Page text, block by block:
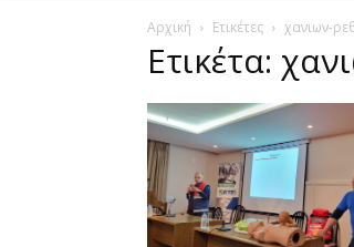
Αρχική Ετικέτες χανιων-
Ετικέτα: